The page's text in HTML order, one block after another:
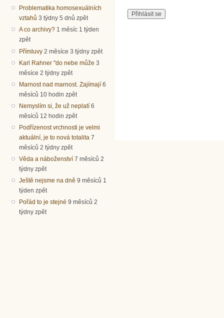
Problematika homosexuálních
vztahů 3 týdny 5 dnů zpět
A co archivy? 1 měsíc 1 týden
zpět
Přímluvy 2 měsíce 3 týdny zpět
Karl Rahner "do nebe může 3
měsíce 2 týdny zpět
Marnost nad marnost. Zajímají 6
měsíců 10 hodin zpět
Nemyslím si, že už neplatí 6
měsíců 12 hodin zpět
Podřízenost vrchnosti je velmi
aktuální, je to nová totalita 7
měsíců 2 týdny zpět
Věda a náboženství 7 měsíců 2
týdny zpět
Ještě nejsme na dně 9 měsíců 1
týden zpět
Pořád to je stejné 9 měsíců 2
týdny zpět